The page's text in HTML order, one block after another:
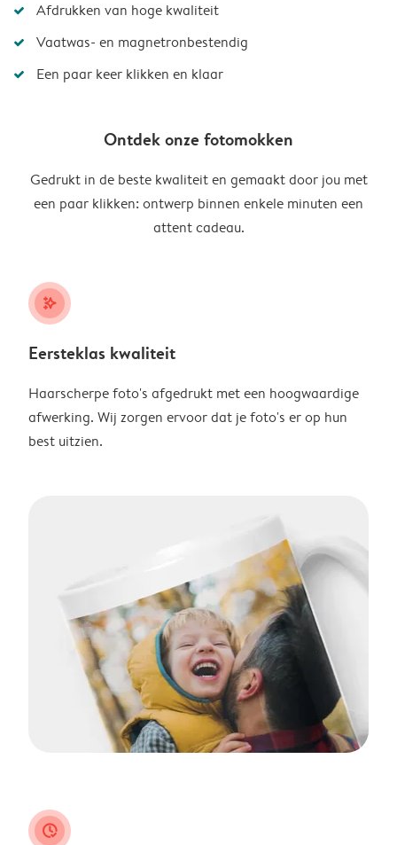
Afdrukken van hoge kwaliteit
Vaatwas- en magnetronbestendig
Een paar keer klikken en klaar
Ontdek onze fotomokken
Gedrukt in de beste kwaliteit en gemaakt door jou met
een paar klikken: ontwerp binnen enkele minuten een
attent cadeau.
stars_plus
Eersteklas kwaliteit
Haarscherpe foto's afgedrukt met een hoogwaardige
afwerking. Wij zorgen ervoor dat je foto's er op hun
best uitzien.
clock_check